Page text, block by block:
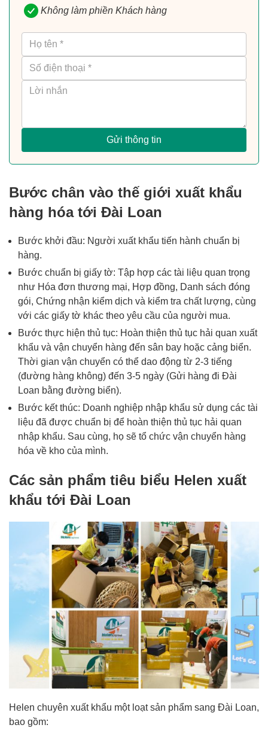
Không làm phiền Khách hàng
Gửi thông tin
Bước chân vào thế giới xuất khẩu
hàng hóa tới Đài Loan
Bước khởi đầu: Người xuất khẩu tiến hành chuẩn bị
hàng.
Bước chuẩn bị giấy tờ: Tập hợp các tài liệu quan trọng
như Hóa đơn thương mại, Hợp đồng, Danh sách đóng
gói, Chứng nhận kiểm dịch và kiểm tra chất lượng, cùng
với các giấy tờ khác theo yêu cầu của người mua.
Bước thực hiện thủ tục: Hoàn thiện thủ tục hải quan xuất
khẩu và vận chuyển hàng đến sân bay hoặc cảng biển.
Thời gian vận chuyển có thể dao động từ 2-3 tiếng
(đường hàng không) đến 3-5 ngày (Gửi hàng đi Đài
Loan bằng đường biển).
Bước kết thúc: Doanh nghiệp nhập khẩu sử dụng các tài
liệu đã được chuẩn bị để hoàn thiện thủ tục hải quan
nhập khẩu. Sau cùng, họ sẽ tổ chức vận chuyển hàng
hóa về kho của mình.
Các sản phẩm tiêu biểu Helen xuất
khẩu tới Đài Loan
Helen chuyên xuất khẩu một loạt sản phẩm sang Đài Loan,
bao gồm: